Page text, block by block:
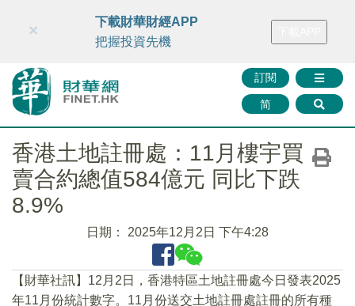
財華智庫網 FINTV FINMETA 財華證券 媒體矩陣
訂閱
简
×
下載財華財經APP
把握投資先機
香港土地註冊處：11月樓宇買
賣合約總值584億元 同比下跌
8.9%
日期： 2025年12月2日 下午4:28
【財華社訊】12月2日，香港特區土地註冊處今日發表2025
年11月份統計數字。11月份送交土地註冊處註冊的所有種